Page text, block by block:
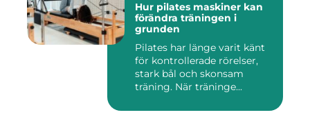
Hur pilates maskiner kan
förändra träningen i
grunden
Pilates har länge varit känt
för kontrollerade rörelser,
stark bål och skonsam
träning. När träninge...